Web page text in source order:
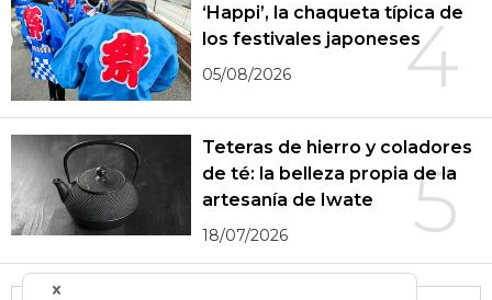
4
‘Happi’, la chaqueta típica de
los festivales japoneses
05/08/2026
5
Teteras de hierro y coladores
de té: la belleza propia de la
artesanía de Iwate
18/07/2026